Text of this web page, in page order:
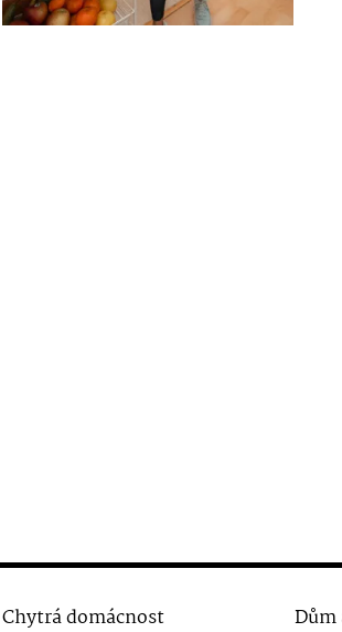
Chytrá domácnost Dům